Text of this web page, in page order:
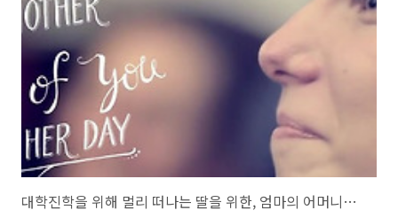
이터로밍을 사용할 것을 권하고 있다. 귀여운 강아지들과 천연덕스러운
배우들의 연기 덕택에, 다소 억지스러울 수 있는 이야기가 아주 친근하고
즐겁게 전달된 듯 하다. 최근, 며칠간 무척 바빠서 블로그 포스팅을 ..
대학진학을 위해 멀리 떠나는 딸을 위한, 엄마의 어머니날 선물 - 일렉트로룩스(Electrolux)의 어머니날/마더스데이(Mother’s Day) 바이럴 필름(Viral Film), '최고의 어머니날 선물(Best Mother’s Day presen..